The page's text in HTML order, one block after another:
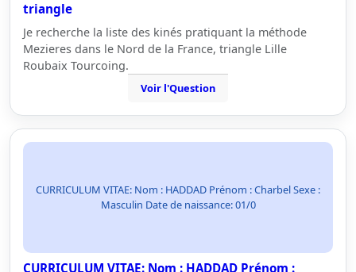
triangle
Je recherche la liste des kinés pratiquant la méthode
Mezieres dans le Nord de la France, triangle Lille
Roubaix Tourcoing.
Voir l'Question
CURRICULUM VITAE: Nom : HADDAD Prénom : Charbel Sexe :
Masculin Date de naissance: 01/0
CURRICULUM VITAE: Nom : HADDAD Prénom :